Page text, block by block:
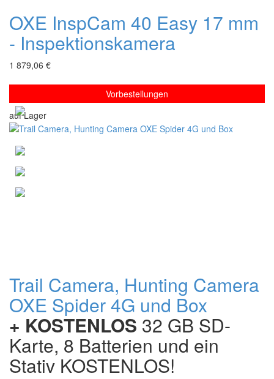
OXE InspCam 40 Easy 17 mm
- Inspektionskamera
1 879,06 €
Vorbestellungen
auf Lager
Trail Camera, Hunting Camera
OXE Spider 4G und Box
+ KOSTENLOS 32 GB SD-
Karte, 8 Batterien und ein
Stativ KOSTENLOS!